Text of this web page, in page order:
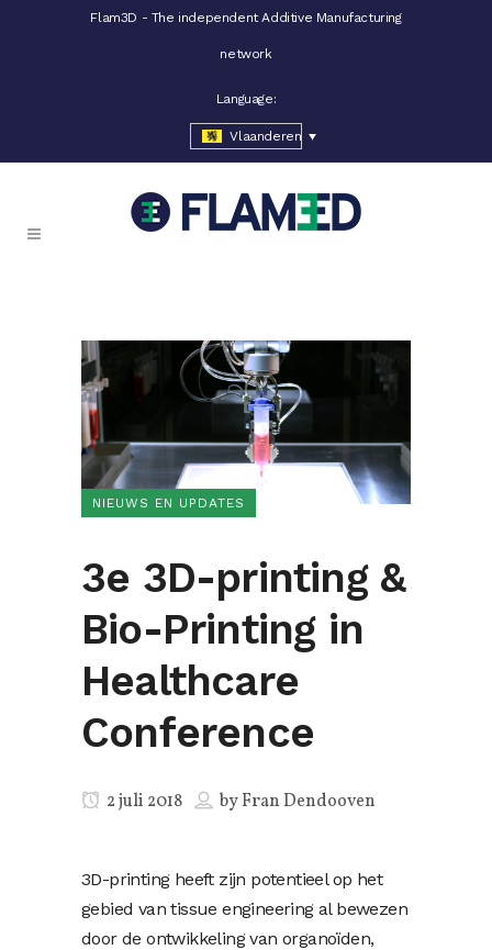
Flam3D - The independent Additive Manufacturing
network
Language:
Vlaanderen
NIEUWS EN UPDATES
3e 3D-printing &
Bio-Printing in
Healthcare
Conference
2 juli 2018 byFran Dendooven
3D-printing heeft zijn potentieel op het
gebied van tissue engineering al bewezen
door de ontwikkeling van organoïden,